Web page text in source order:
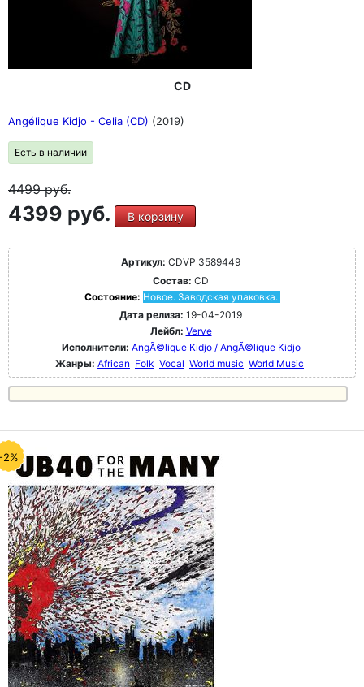
CD
Angélique Kidjo - Celia (CD) (2019)
Есть в наличии
4499руб.
4399 руб. В корзину
Артикул: CDVP 3589449
Состав: CD
Состояние: Новое. Заводская упаковка.
Дата релиза: 19-04-2019
Лейбл: Verve
Исполнители: AngÃ©lique Kidjo / AngÃ©lique Kidjo
Жанры: African Folk Vocal World music World Music
2%